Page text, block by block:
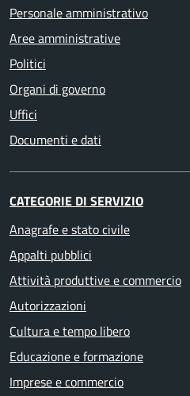
Personale amministrativo
Aree amministrative
Politici
Organi di governo
Uffici
Documenti e dati
CATEGORIE DI SERVIZIO
Anagrafe e stato civile
Appalti pubblici
Attività produttive e commercio
Autorizzazioni
Cultura e tempo libero
Educazione e formazione
Imprese e commercio